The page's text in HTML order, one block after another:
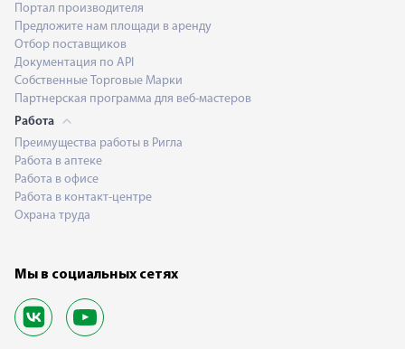
Портал производителя
Предложите нам площади в аренду
Отбор поставщиков
Документация по API
Собственные Торговые Марки
Партнерская программа для веб-мастеров
Работа
Преимущества работы в Ригла
Работа в аптеке
Работа в офисе
Работа в контакт-центре
Охрана труда
Мы в социальных сетях